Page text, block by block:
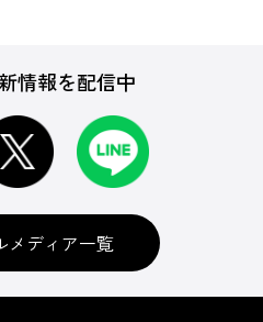
情報を配信中
メディア一覧